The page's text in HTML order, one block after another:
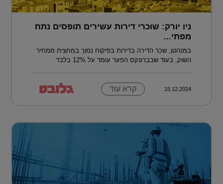
ניו יורק: שוכרי דירות עשירים תופסים נתח
מפתי...
במנהטן, שכר הדירה בדירות בפיקוח נמוך במחצית ממחיר
השוק, בעוד שבברונקס הפער עומד על 12% בלבד
15.12.2024 קרא עוד